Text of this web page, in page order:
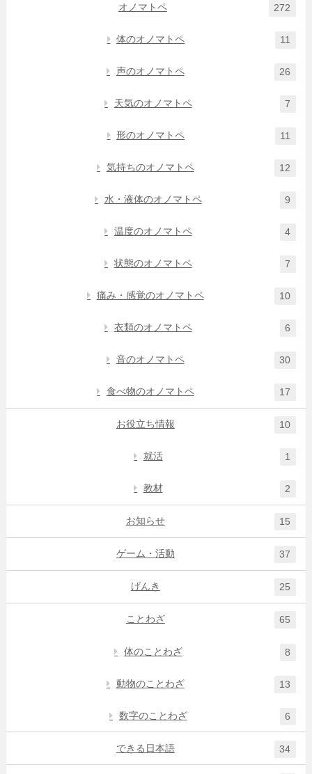
オノマトペ 272
体のオノマトペ 11
声のオノマトペ 26
天気のオノマトペ 7
形のオノマトペ 11
気持ちのオノマトペ 12
水・液体のオノマトペ 9
温度のオノマトペ 4
状態のオノマトペ 7
痛み・感覚のオノマトペ 10
衣類のオノマトペ 6
音のオノマトペ 30
食べ物のオノマトペ 17
お役立ち情報 10
就活 1
教材 2
お知らせ 15
ゲーム・活動 37
げんき 25
ことわざ 65
体のことわざ 8
動物のことわざ 13
数字のことわざ 6
できる日本語 34